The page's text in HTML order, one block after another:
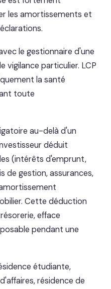
les amortissements et
le gestionnaire d'une
vigilance particulier. LCP
la santé
toute
au-delà d'un
déduit
(intérêts d'emprunt,
de gestion, assurances,
Cette déduction
efface
pendant une
étudiante,
résidence de